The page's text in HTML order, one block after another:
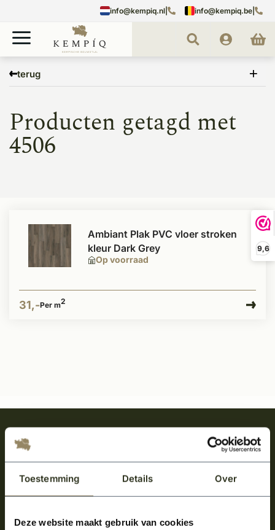
Toestemming Details Over
Deze website maakt gebruik van cookies
9,6
info@kempiq.nl info@kempiq.be
terug
4506
Producten getagd met
4506
Op voorraad
Ambiant Plak PVC vloer stroken
kleur Dark Grey
31,-Per m2
Meld je aan en ontvang het laatste nieuws
over onze kempische bouwstijl!
Aanmelden voor de nieuwsbrief